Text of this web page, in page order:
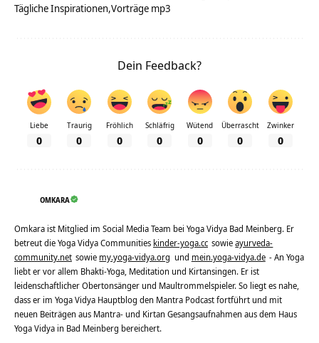
Tägliche Inspirationen Vorträge mp3
Dein Feedback?
Liebe
0
Traurig
0
Fröhlich
0
Schläfrig
0
Wütend
0
Überrascht
0
Zwinker
0
OMKARA
Omkara ist Mitglied im Social Media Team bei Yoga Vidya Bad Meinberg. Er
betreut die Yoga Vidya Communities kinder-yoga.cc sowieayurveda-
community.net sowie my.yoga-vidya.org und mein.yoga-vidya.de - An Yoga
liebt er vor allem Bhakti-Yoga, Meditation und Kirtansingen. Er ist
leidenschaftlicher Obertonsänger und Maultrommelspieler. So liegt es nahe,
dass er im Yoga Vidya Hauptblog den Mantra Podcast fortführt und mit
neuen Beiträgen aus Mantra- und Kirtan Gesangsaufnahmen aus dem Haus
Yoga Vidya in Bad Meinberg bereichert.